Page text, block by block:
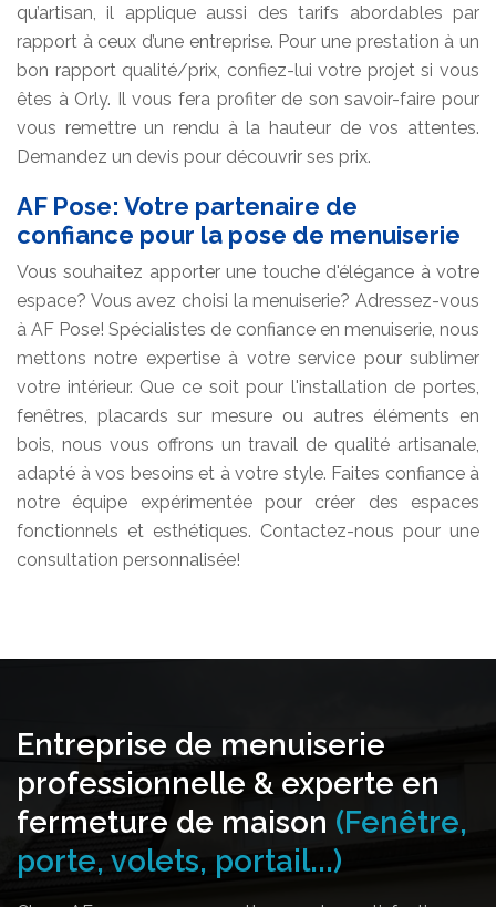
qu’artisan, il applique aussi des tarifs abordables par
rapport à ceux d’une entreprise. Pour une prestation à un
bon rapport qualité/prix, confiez-lui votre projet si vous
êtes à Orly. Il vous fera profiter de son savoir-faire pour
vous remettre un rendu à la hauteur de vos attentes.
Demandez un devis pour découvrir ses prix.
AF Pose: Votre partenaire de
confiance pour la pose de menuiserie
Vous souhaitez apporter une touche d'élégance à votre
espace? Vous avez choisi la menuiserie? Adressez-vous
à AF Pose! Spécialistes de confiance en menuiserie, nous
mettons notre expertise à votre service pour sublimer
votre intérieur. Que ce soit pour l'installation de portes,
fenêtres, placards sur mesure ou autres éléments en
bois, nous vous offrons un travail de qualité artisanale,
adapté à vos besoins et à votre style. Faites confiance à
notre équipe expérimentée pour créer des espaces
fonctionnels et esthétiques. Contactez-nous pour une
consultation personnalisée!
Entreprise de menuiserie
professionnelle & experte en
fermeture de maison (Fenêtre,
porte, volets, portail...)